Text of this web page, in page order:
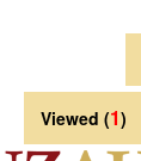
Viewed (1)